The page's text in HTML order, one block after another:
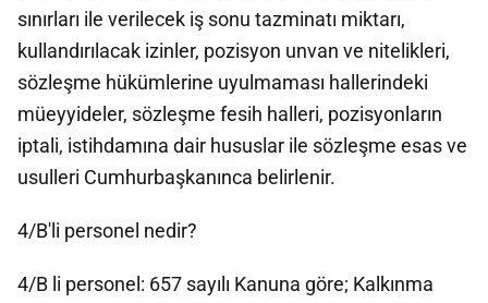
sınırları ile verilecek iş sonu tazminatı miktarı,
kullandırılacak izinler, pozisyon unvan ve nitelikleri,
sözleşme hükümlerine uyulmaması hallerindeki
müeyyideler, sözleşme fesih halleri, pozisyonların
iptali, istihdamına dair hususlar ile sözleşme esas ve
usulleri Cumhurbaşkanınca belirlenir.
4/B'li personel nedir?
4/B li personel: 657 sayılı Kanuna göre; Kalkınma